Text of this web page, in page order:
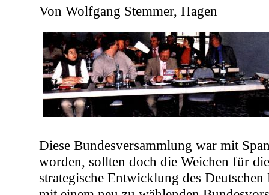
Von Wolfgang Stemmer, Hagen
Diese Bundesversammlung war mit
worden, sollten doch die Weichen für
strategische Entwicklung des